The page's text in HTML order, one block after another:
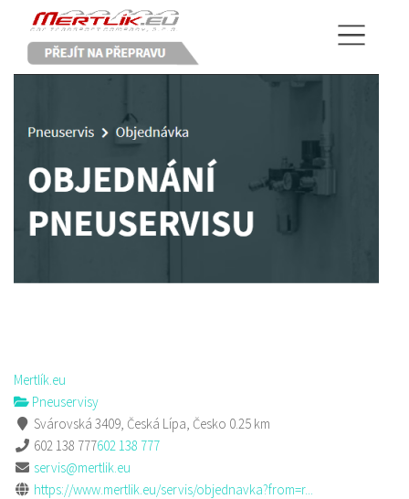
Mertlík.eu
Pneuservisy
Svárovská 3409, Česká Lípa, Česko 0.25 km
602 138 777602 138 777
servis@mertlik.eu
https://www.mertlik.eu/servis/objednavka?from=r...